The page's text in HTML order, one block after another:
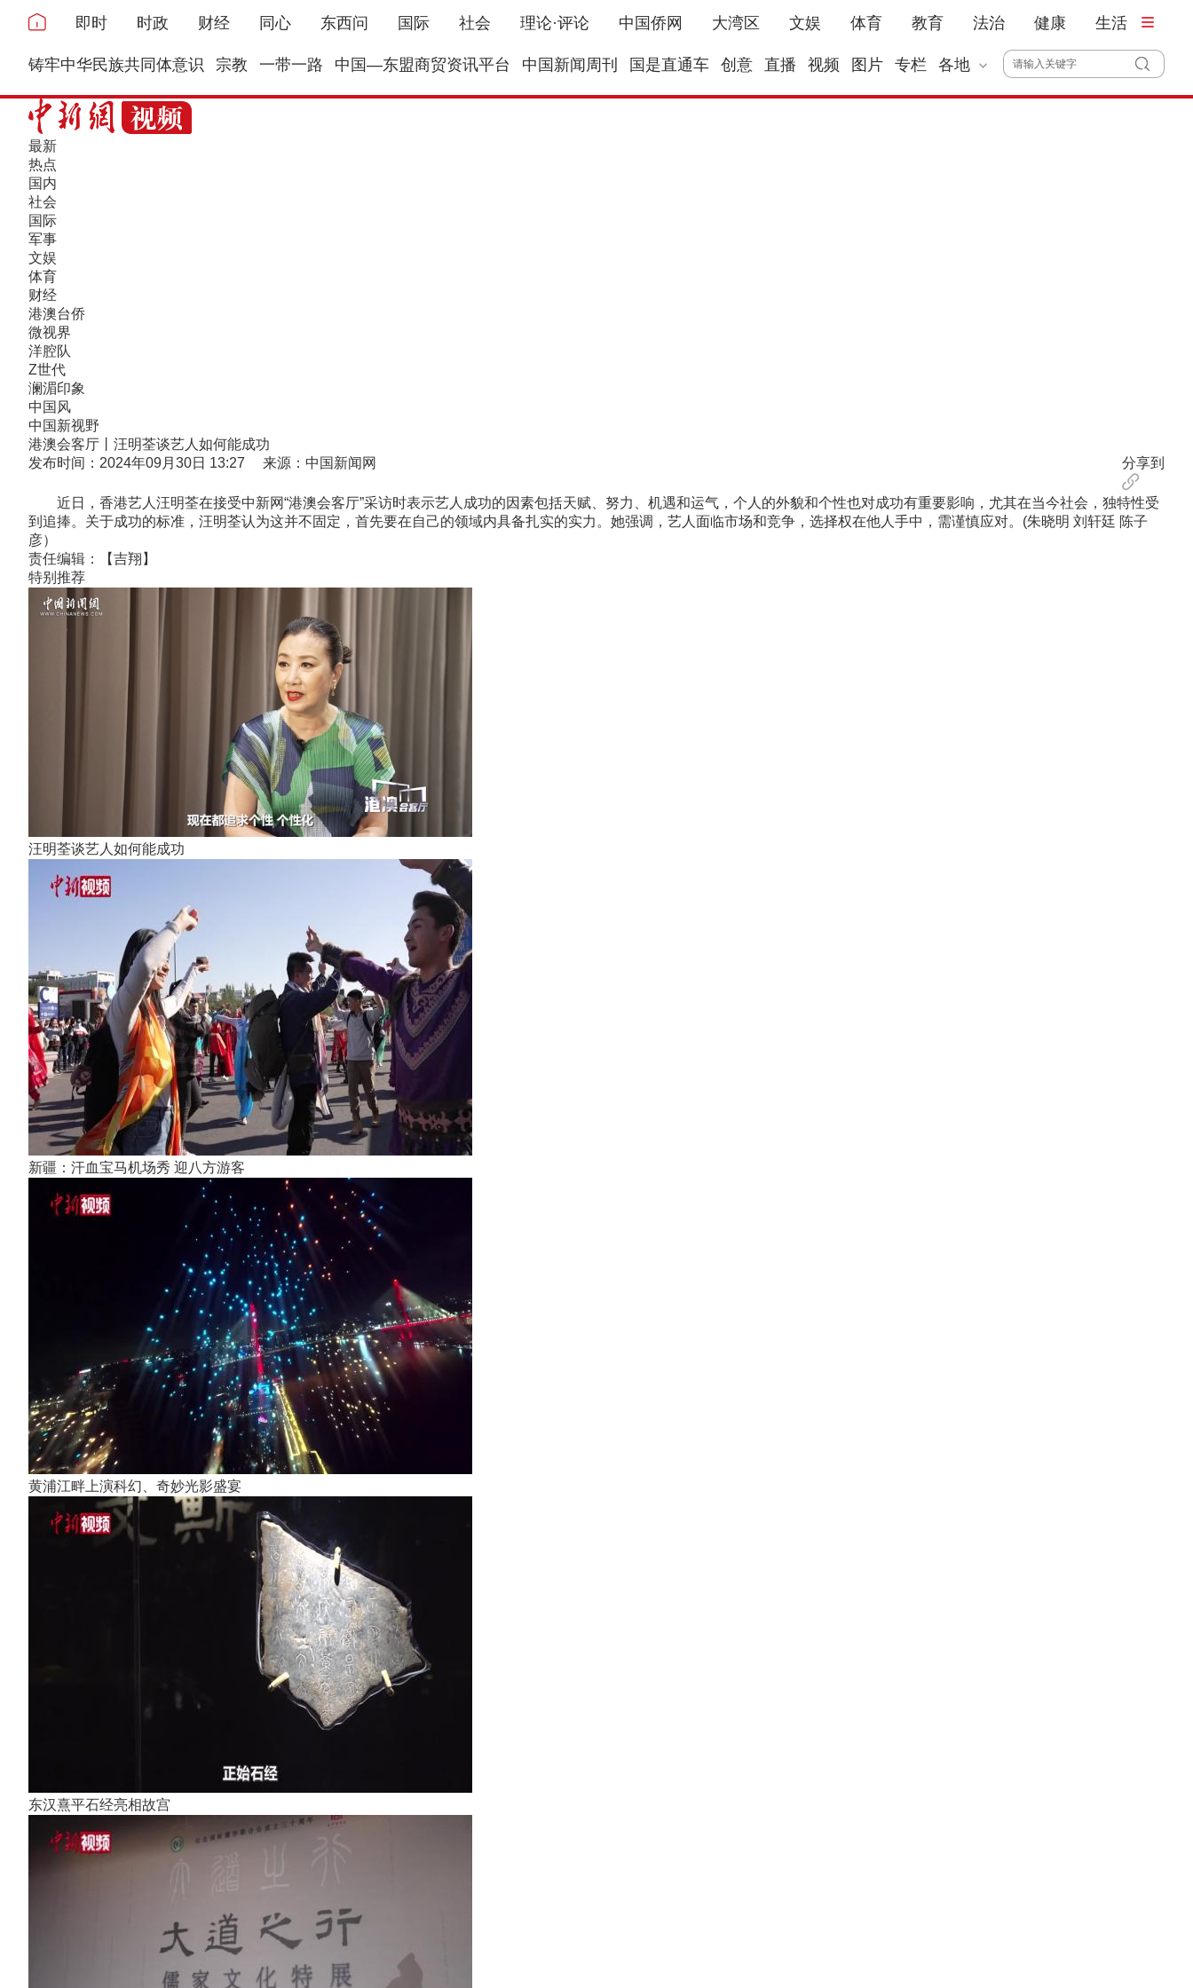
即时 时政 财经 同心 东西问 国际 社会 理论·评论 中国侨网 大湾区 文娱 体育 教育 法治 健康 生活
铸牢中华民族共同体意识 宗教 一带一路 中国—东盟商贸资讯平台 中国新闻周刊 国是直通车 创意 直播 视频 图片 专栏 各地
最新
热点
国内
社会
国际
军事
文娱
体育
财经
港澳台侨
微视界
洋腔队
Z世代
澜湄印象
中国风
中国新视野
港澳会客厅丨汪明荃谈艺人如何能成功
发布时间：2024年09月30日 13:27 来源：中国新闻网
分享到
近日，香港艺人汪明荃在接受中新网“港澳会客厅”采访时表示艺人成功的因素包括天赋、努力、机遇和运气，个人的外貌和个性也对成功有重要影响，尤其在当今社会，独特性受
到追捧。关于成功的标准，汪明荃认为这并不固定，首先要在自己的领域内具备扎实的实力。她强调，艺人面临市场和竞争，选择权在他人手中，需谨慎应对。(朱晓明 刘轩廷 陈子
彦）
责任编辑：【吉翔】
特别推荐
汪明荃谈艺人如何能成功
新疆：汗血宝马机场秀 迎八方游客
黄浦江畔上演科幻、奇妙光影盛宴
东汉熹平石经亮相故宫